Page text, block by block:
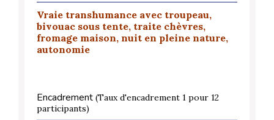
Vraie transhumance avec troupeau,
bivouac sous tente, traite chèvres,
fromage maison, nuit en pleine nature,
autonomie
Encadrement (Taux d'encadrement 1 pour 12
participants)